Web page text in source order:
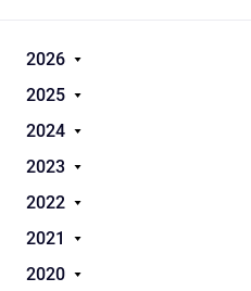
2026
2025
2024
2023
2022
2021
2020